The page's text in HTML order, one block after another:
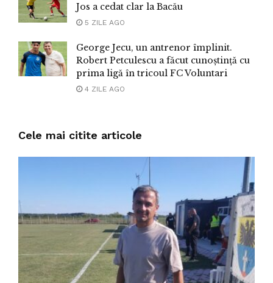
Jos a cedat clar la Bacău
5 ZILE AGO
George Jecu, un antrenor împlinit.
Robert Petculescu a făcut cunoștință cu
prima ligă în tricoul FC Voluntari
4 ZILE AGO
Cele mai citite articole